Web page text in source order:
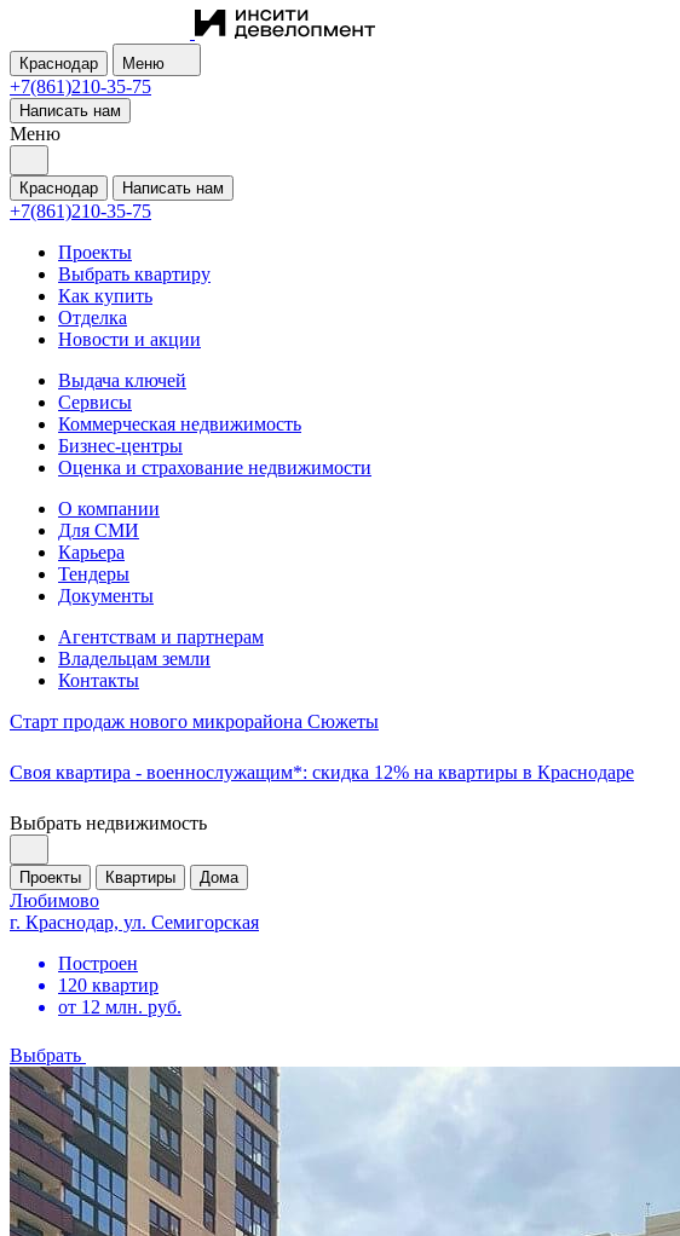
Краснодар Меню
+7(861)210-35-75
Написать нам
Меню
Краснодар Написать нам
+7(861)210-35-75
Проекты
Выбрать квартиру
Как купить
Отделка
Новости и акции
Выдача ключей
Сервисы
Коммерческая недвижимость
Бизнес-центры
Оценка и страхование недвижимости
О компании
Для СМИ
Карьера
Тендеры
Документы
Агентствам и партнерам
Владельцам земли
Контакты
Старт продаж нового микрорайона Сюжеты
Своя квартира - военнослужащим*: скидка 12% на квартиры в Краснодаре
Выбрать недвижимость
Проекты Квартиры Дома
Любимово
г. Краснодар, ул. Семигорская
Построен
120 квартир
от 12 млн. руб.
Выбрать